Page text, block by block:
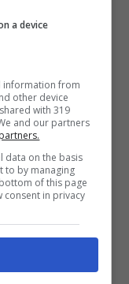
Sanremo? –
la sua
a device
information from
other device
with 319
and our partners
data on the basis
to by managing
of this page
consent in privacy